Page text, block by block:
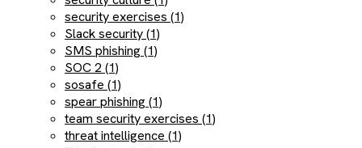
security exercises (1)
Slack security (1)
SMS phishing (1)
SOC 2 (1)
sosafe (1)
spear phishing (1)
team security exercises (1)
threat intelligence (1)